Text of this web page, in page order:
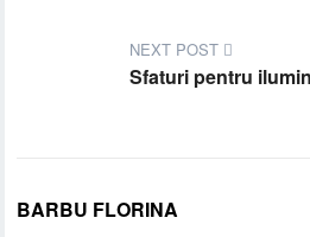
NEXT POST
Sfaturi pentru
BARBU FLORINA